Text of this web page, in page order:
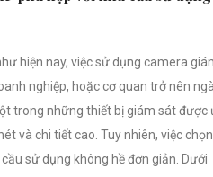
hiện nay, việc sử dụng camera
nghiệp, hoặc cơ quan trở nên
trong những thiết bị giám sát được
và chi tiết cao. Tuy nhiên, việc chọn
sử dụng không hề đơn giản. Dưới